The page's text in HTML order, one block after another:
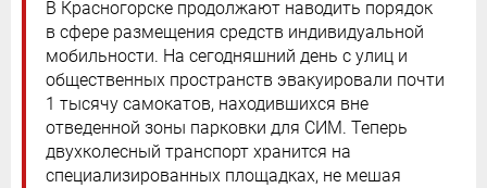
В Красногорске продолжают наводить порядок
в сфере размещения средств индивидуальной
мобильности. На сегодняшний день с улиц и
общественных пространств эвакуировали почти
1 тысячу самокатов, находившихся вне
отведенной зоны парковки для СИМ. Теперь
двухколесный транспорт хранится на
специализированных площадках, не мешая